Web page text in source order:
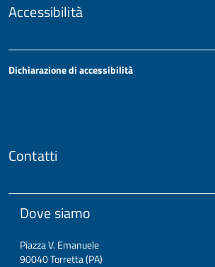
Accessibilità
Dichiarazione di accessibilità
Contatti
Dove siamo
Piazza V. Emanuele
90040 Torretta (PA)